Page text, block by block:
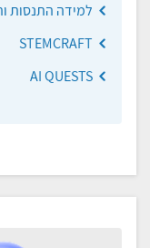
למידה התנסות
STEMCRAFT
AI QUESTS